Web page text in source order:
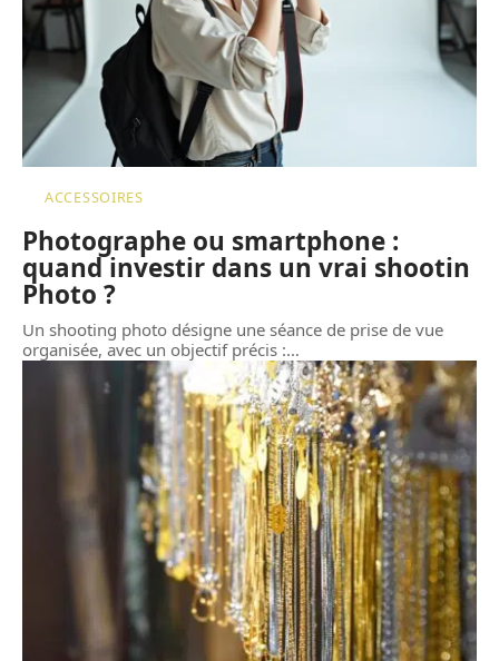
ACCESSOIRES
Photographe ou smartphone :
quand investir dans un vrai shootin
Photo ?
Un shooting photo désigne une séance de prise de vue
organisée, avec un objectif précis :…